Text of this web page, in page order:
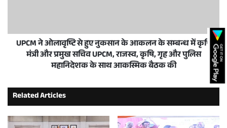
UPCM ने ओलावृष्टि से हुए नुकसान के आकलन के सम्बन्ध में कृषि
मंत्री और प्रमुख सचिव UPCM, राजस्व, कृषि, गृह और पुलिस
महानिदेशक के साथ आकस्मिक बैठक की
Related Articles